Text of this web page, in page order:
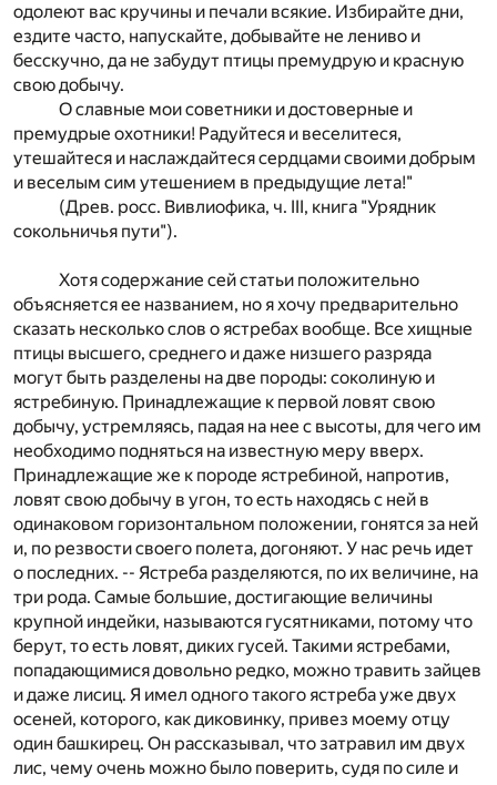
одолеют вас кручины и печали всякие. Избирайте дни,
ездите часто, напускайте, добывайте не лениво и
бесскучно, да не забудут птицы премудрую и красную
свою добычу.
О славные мои советники и достоверные и
премудрые охотники! Радуйтеся и веселитеся,
утешайтеся и наслаждайтеся сердцами своими добрым
и веселым сим утешением в предыдущие лета!"
(Древ. росс. Вивлиофика, ч. III, книга "Урядник
сокольничья пути").
Хотя содержание сей статьи положительно
объясняется ее названием, но я хочу предварительно
сказать несколько слов о ястребах вообще. Все хищные
птицы высшего, среднего и даже низшего разряда
могут быть разделены на две породы: соколиную и
ястребиную. Принадлежащие к первой ловят свою
добычу, устремляясь, падая на нее с высоты, для чего им
необходимо подняться на известную меру вверх.
Принадлежащие же к породе ястребиной, напротив,
ловят свою добычу в угон, то есть находясь с ней в
одинаковом горизонтальном положении, гонятся за ней
и, по резвости своего полета, догоняют. У нас речь идет
о последних. -- Ястреба разделяются, по их величине, на
три рода. Самые большие, достигающие величины
крупной индейки, называются гусятниками, потому что
берут, то есть ловят, диких гусей. Такими ястребами,
попадающимися довольно редко, можно травить зайцев
и даже лисиц. Я имел одного такого ястреба уже двух
осеней, которого, как диковинку, привез моему отцу
один башкирец. Он рассказывал, что затравил им двух
лис, чему очень можно было поверить, судя по силе и